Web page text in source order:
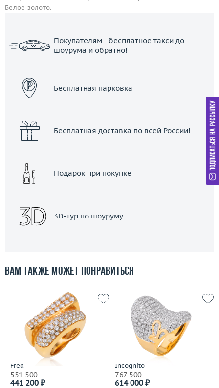
Белое золото.
Покупателям - бесплатное такси до
шоурума и обратно!
Бесплатная парковка
Бесплатная доставка по всей России!
Подарок при покупке
3D-тур по шоуруму
Вам также может понравиться
Fred
551 500
441 200 ₽
Incognito
767 500
614 000 ₽